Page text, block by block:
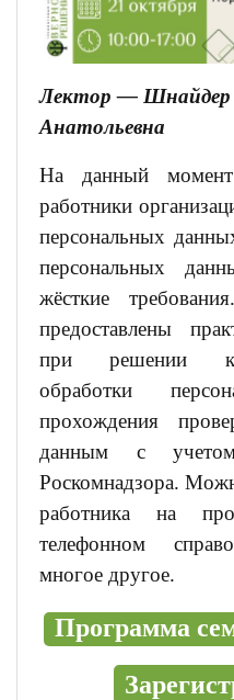
Лектор — Шнайдер
Анатольевна
На данный
работники
персональных
персональных
жёсткие
предоставлены
при решении
обработки
прохождения
данным с
Роскомнадзора.
работника на
телефонном
многое другое.
Программа